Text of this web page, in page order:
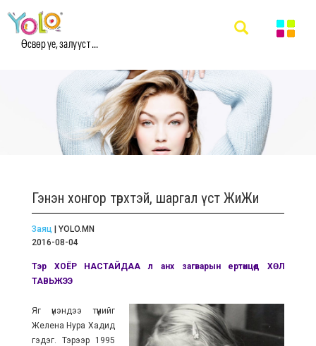
Өсвөр үе, залууст ...
Гэнэн хонгор төрхтэй, шаргал үст ЖиЖи
Заяц | YOLO.MN
2016-08-04
Тэр ХОЁР НАСТАЙДАА л анх загварын ертөнцөд ХӨЛ
ТАВЬЖЭЭ
Яг үнэндээ түүнийг
Желена Нура Хадид
гэдэг. Тэрээр 1995